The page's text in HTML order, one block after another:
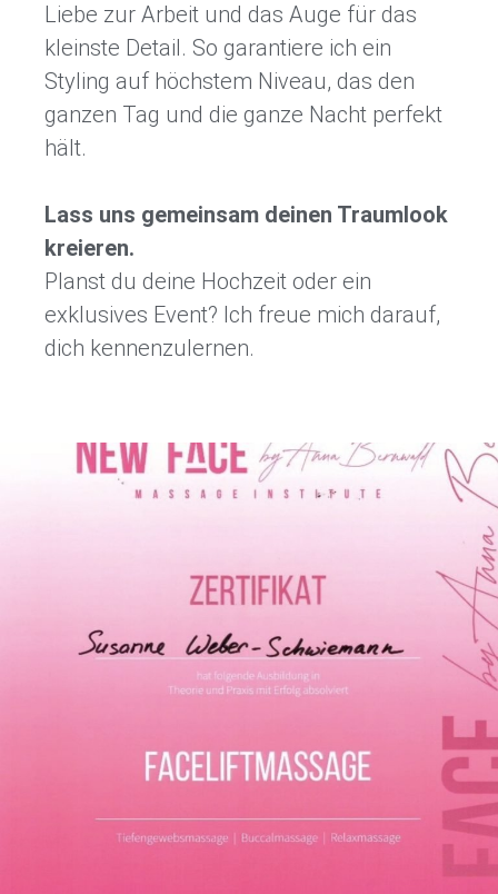
Liebe zur Arbeit und das Auge für das
kleinste Detail. So garantiere ich ein
Styling auf höchstem Niveau, das den
ganzen Tag und die ganze Nacht perfekt
hält.
Lass uns gemeinsam deinen Traumlook
kreieren.
Planst du deine Hochzeit oder ein
exklusives Event? Ich freue mich darauf,
dich kennenzulernen.